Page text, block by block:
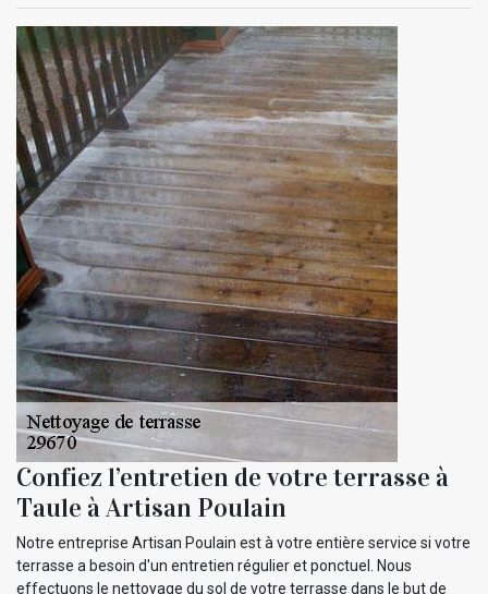
Confiez l’entretien de votre terrasse à
Taule à Artisan Poulain
Notre entreprise Artisan Poulain est à votre entière service si votre
terrasse a besoin d'un entretien régulier et ponctuel. Nous
effectuons le nettoyage du sol de votre terrasse dans le but de